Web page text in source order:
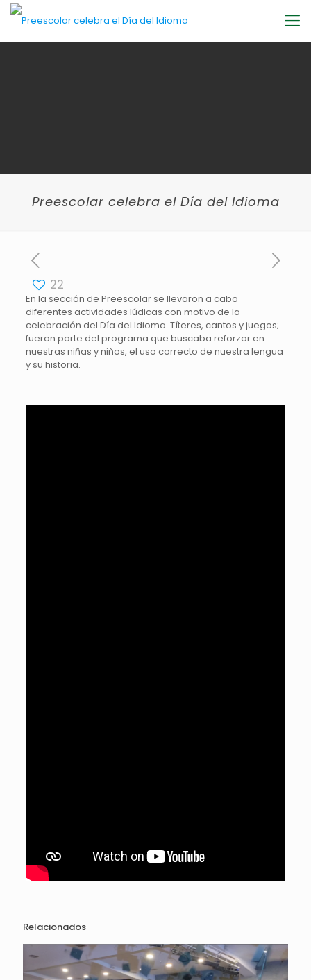
Preescolar celebra el Día del Idioma
22
En la sección de Preescolar se llevaron a cabo
diferentes actividades lúdicas con motivo de la
celebración del Día del Idioma. Títeres, cantos y juegos;
fueron parte del programa que buscaba reforzar en
nuestras niñas y niños, el uso correcto de nuestra lengua
y su historia.
Relacionados